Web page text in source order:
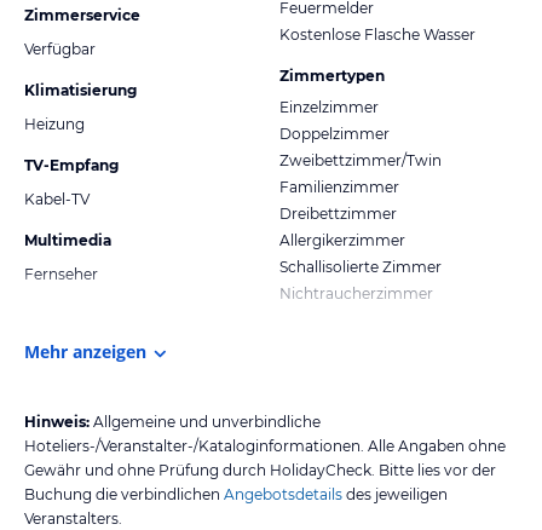
Zimmerservice
Verfügbar
Klimatisierung
Heizung
TV-Empfang
Kabel-TV
Multimedia
Fernseher
Feuermelder
Kostenlose Flasche Wasser
Zimmertypen
Einzelzimmer
Doppelzimmer
Zweibettzimmer/Twin
Familienzimmer
Dreibettzimmer
Allergikerzimmer
Schallisolierte Zimmer
Nichtraucherzimmer
Mehr anzeigen
Hinweis: Allgemeine und unverbindliche
Hoteliers-/Veranstalter-/Kataloginformationen. Alle Angaben ohne
Gewähr und ohne Prüfung durch HolidayCheck. Bitte lies vor der
Buchung die verbindlichen Angebotsdetails des jeweiligen
Veranstalters.